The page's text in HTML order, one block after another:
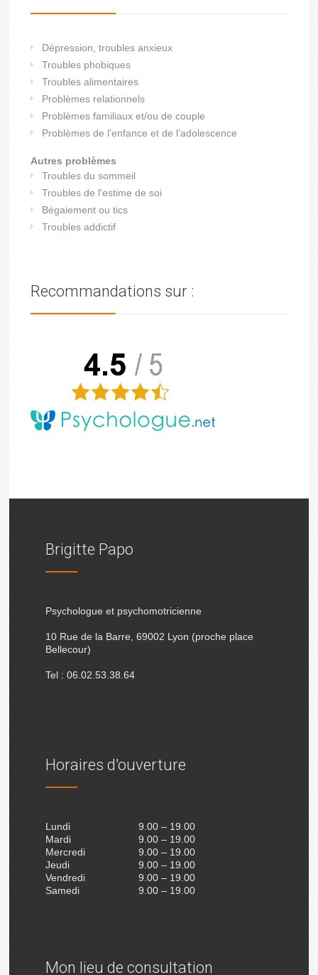
Dépression, troubles anxieux
Troubles phobiques
Troubles alimentaires
Problèmes relationnels
Problèmes familiaux et/ou de couple
Problèmes de l’enfance et de l’adolescence
Autres problèmes
Troubles du sommeil
Troubles de l'estime de soi
Bégaiement ou tics
Troubles addictif
Recommandations sur :
Brigitte Papo
Psychologue et psychomotricienne
10 Rue de la Barre, 69002 Lyon (proche place
Bellecour)
Tel : 06.02.53.38.64
Horaires d'ouverture
Lundi
9.00 – 19.00
Mardi
9.00 – 19.00
Mercredi
9.00 – 19.00
Jeudi
9.00 – 19.00
Vendredi
9.00 – 19.00
Samedi
9.00 – 19.00
Mon lieu de consultation